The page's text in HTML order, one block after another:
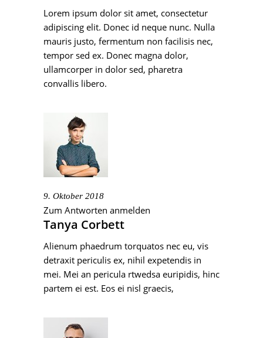
Lorem ipsum dolor sit amet, consectetur
adipiscing elit. Donec id neque nunc. Nulla
mauris justo, fermentum non facilisis nec,
tempor sed ex. Donec magna dolor,
ullamcorper in dolor sed, pharetra
convallis libero.
9. Oktober 2018
Zum Antworten anmelden
Tanya Corbett
Alienum phaedrum torquatos nec eu, vis
detraxit periculis ex, nihil expetendis in
mei. Mei an pericula rtwedsa euripidis, hinc
partem ei est. Eos ei nisl graecis,